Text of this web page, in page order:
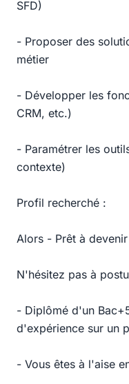
SFD)
- Proposer des
métier
- Développer les
CRM, etc.)
- Paramétrer les
contexte)
Profil recherché :
Alors - Prêt à
N'hésitez pas à
- Diplômé d'un
d'expérience sur un
- Vous êtes à l'aise